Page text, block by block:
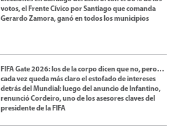
votos, el Frente Cívico por Santiago que comanda
Gerardo Zamora, ganó en todos los municipios
FIFA Gate 2026: los de la corpo dicen que no, pero…
cada vez queda más claro el estofado de intereses
detrás del Mundial: luego del anuncio de Infantino,
renunció Cordeiro, uno de los asesores claves del
presidente de la FIFA